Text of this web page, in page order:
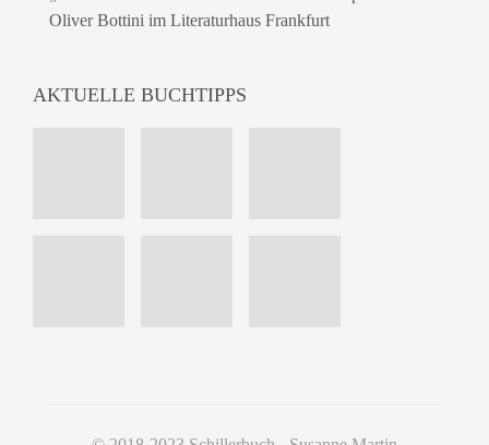
Oliver Bottini im Literaturhaus Frankfurt
AKTUELLE BUCHTIPPS